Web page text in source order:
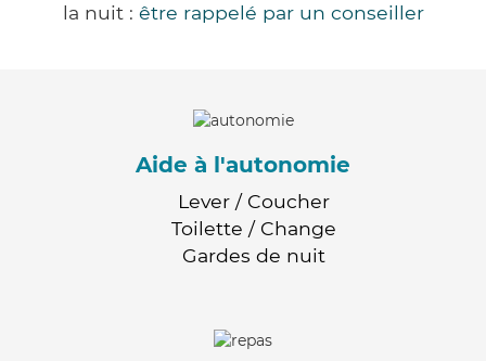
la nuit : être rappelé par un conseiller
Aide à l'autonomie
Lever / Coucher
Toilette / Change
Gardes de nuit